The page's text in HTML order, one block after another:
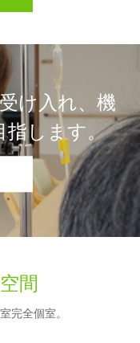
け入れ、機
指します。
間
完全個室。